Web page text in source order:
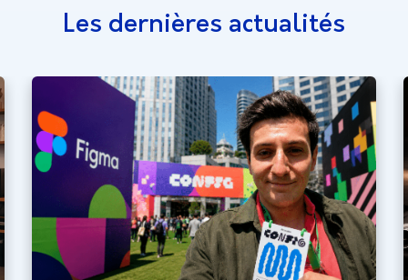
Les dernières actualités